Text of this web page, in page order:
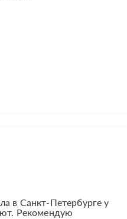
в Санкт-Петербурге у
Рекомендую